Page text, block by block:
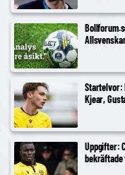
Startelvor:
Kjear,
Uppgifter: